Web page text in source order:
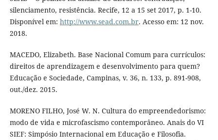
silenciamento, resistência. Recife, 12 a 15 set 2017, p. 1-10.
Disponível em: http://www.sead.com.br. Acesso em: 12 nov.
2018.
MACEDO, Elizabeth. Base Nacional Comum para currículos:
direitos de aprendizagem e desenvolvimento para quem?
Educação e Sociedade, Campinas, v. 36, n. 133, p. 891-908,
out./dez. 2015.
MORENO FILHO, José W. N. Cultura do empreendedorismo:
modo de vida e microfascismo contemporâneo. Anais do VI
SIEF: Simpósio Internacional em Educação e Filosofia.